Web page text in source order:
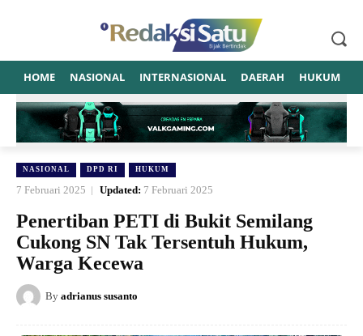
HOME NASIONAL INTERNASIONAL DAERAH HUKUM
NASIONAL DPD RI HUKUM
7 Februari 2025 Updated: 7 Februari 2025
Penertiban PETI di Bukit Semilang
Cukong SN Tak Tersentuh Hukum,
Warga Kecewa
By adrianus susanto